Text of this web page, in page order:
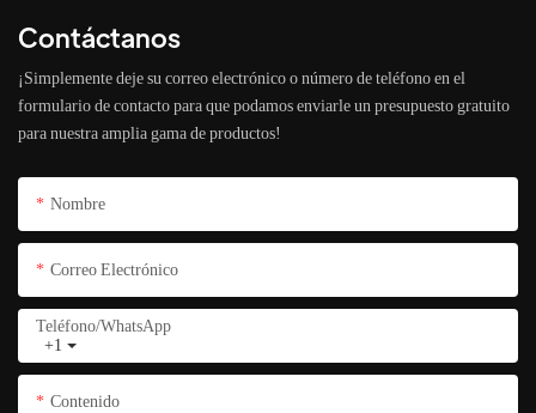
Contáctanos
¡Simplemente deje su correo electrónico o número de teléfono en el
formulario de contacto para que podamos enviarle un presupuesto gratuito
para nuestra amplia gama de productos!
Nombre
Correo Electrónico
+1
Teléfono/WhatsApp
Contenido